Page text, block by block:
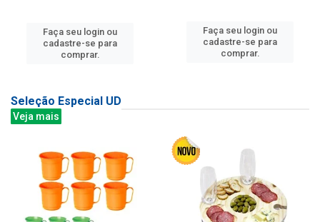
Faça seu login ou
cadastre-se para
comprar.
Faça seu login ou
cadastre-se para
comprar.
Seleção Especial UD
Veja mais